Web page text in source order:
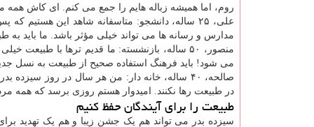
روم، اما همیشه زباله هایم را جمع می کنم. ای کاش همه
علی، ۲۵ ساله، دانشجو: متاسفانه شاهد این
مدارس و رسانه ها می تواند خیلی مؤثر باشد. ما باید به
منصور، ۵۰ ساله، بازنشسته: ما قدیم ترها با
می شود! باید فرهنگ استفاده صحیح از طبیعت به نسل
صالحه، ۴۰ ساله، خانه دار: من هر سال در روز
در طبیعت رها نکنند. امیدوار هستم روزی برسد که همه
طبیعت را برای آیندگان حفظ کنیم
سیزده بدر می تواند هم یک جشن زیبا و هم یک تهدید